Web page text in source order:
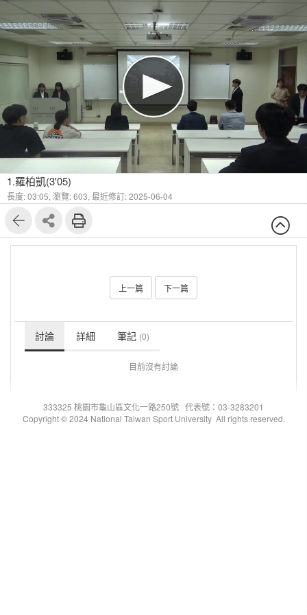
1.羅柏凱(3'05)
長度: 03:05, 瀏覽: 603, 最近修訂: 2025-06-04
上一篇 下一篇
討論 詳細 筆記 (0)
目前沒有討論
333325 桃園市龜山區文化一路250號 代表號：03-3283201
Copyright © 2024 National Taiwan Sport University All rights reserved.